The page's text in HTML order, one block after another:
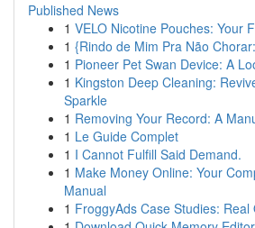
Published News
1 VELO Nicotine Pouches: Your
1 {Rindo de Mim Pra Não
1 Pioneer Pet Swan Device: A
1 Kingston Deep Cleaning:
Sparkle
1 Removing Your Record: A
1 Le Guide Complet
1 I Cannot Fulfill Said Demand.
1 Make Money Online: Your
Manual
1 FroggyAds Case Studies: Real